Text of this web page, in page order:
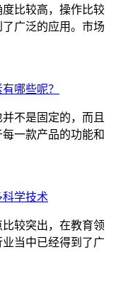
比较高，操作比较
广泛的应用。市场
哪些呢？
不是固定的，而且
一款产品的功能和
科学技术
较突出，在教育领
当中已经得到了广